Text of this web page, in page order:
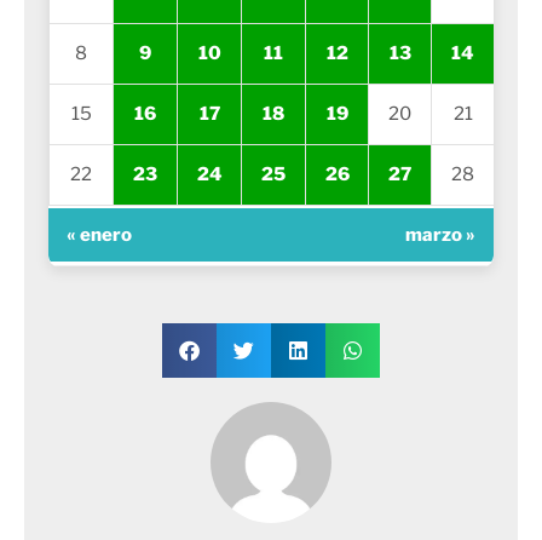
8 9 10 11 12 13 14
15 16 17 18 19 20 21
22 23 24 25 26 27 28
« enero marzo »